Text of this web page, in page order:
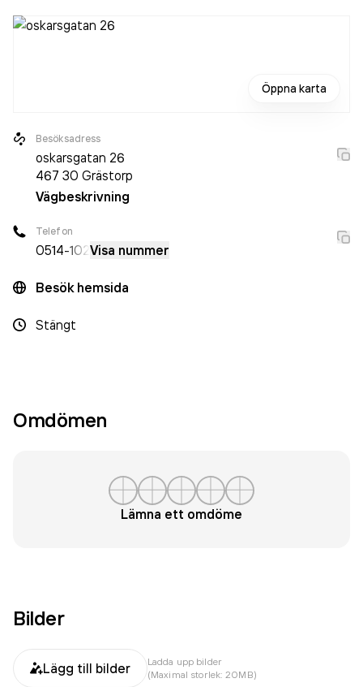
Öppna karta
Besöksadress
oskarsgatan 26
467 30 Grästorp
Vägbeskrivning
Telefon
0514-102Visa nummer
Besök hemsida
Stängt
Omdömen
Lämna ett omdöme
Bilder
Lägg till bilder
Ladda upp bilder
(Maximal storlek: 20MB)